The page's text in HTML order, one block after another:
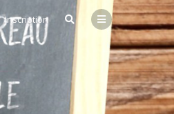
Inscription